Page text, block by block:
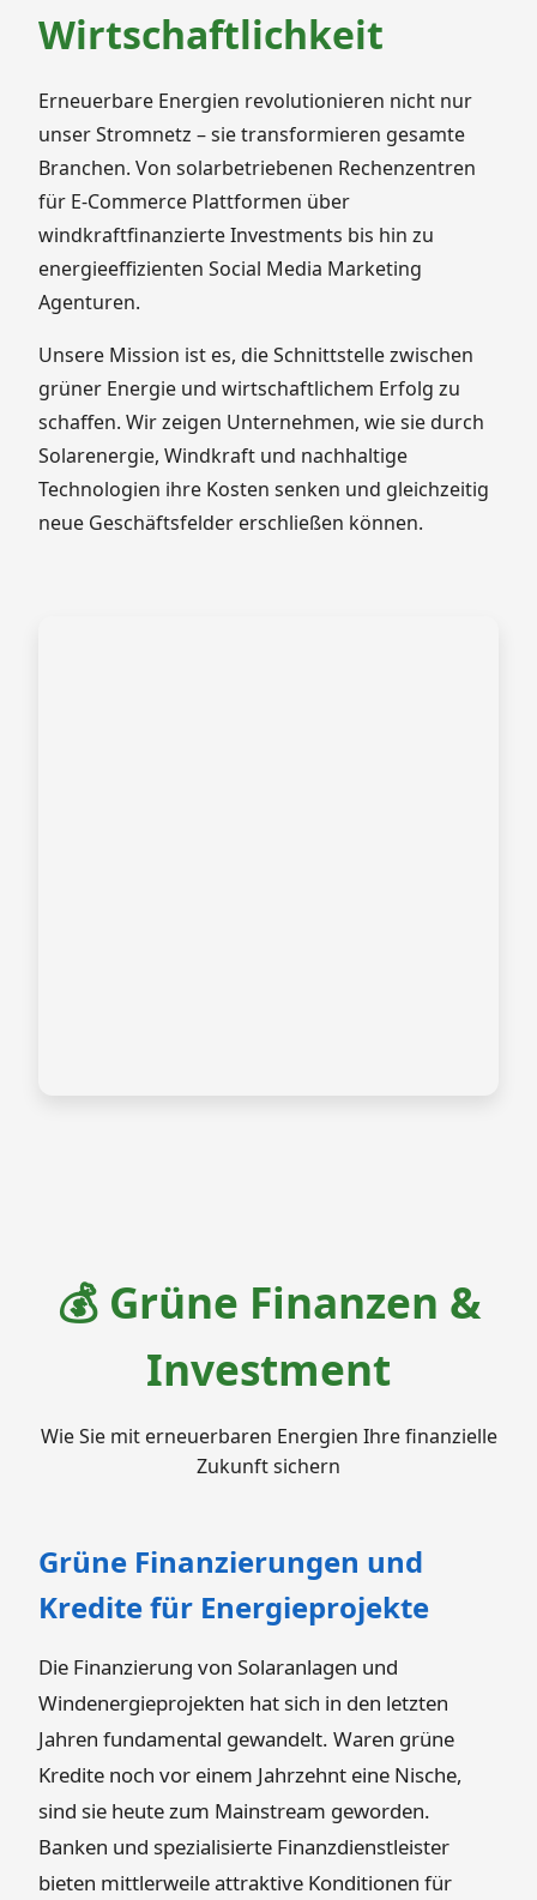
Wirtschaftlichkeit
Erneuerbare Energien revolutionieren nicht nur
unser Stromnetz – sie transformieren gesamte
Branchen. Von solarbetriebenen Rechenzentren
für E-Commerce Plattformen über
windkraftfinanzierte Investments bis hin zu
energieeffizienten Social Media Marketing
Agenturen.
Unsere Mission ist es, die Schnittstelle zwischen
grüner Energie und wirtschaftlichem Erfolg zu
schaffen. Wir zeigen Unternehmen, wie sie durch
Solarenergie, Windkraft und nachhaltige
Technologien ihre Kosten senken und gleichzeitig
neue Geschäftsfelder erschließen können.
💰 Grüne Finanzen &
Investment
Wie Sie mit erneuerbaren Energien Ihre finanzielle
Zukunft sichern
Grüne Finanzierungen und
Kredite für Energieprojekte
Die Finanzierung von Solaranlagen und
Windenergieprojekten hat sich in den letzten
Jahren fundamental gewandelt. Waren grüne
Kredite noch vor einem Jahrzehnt eine Nische,
sind sie heute zum Mainstream geworden.
Banken und spezialisierte Finanzdienstleister
bieten mittlerweile attraktive Konditionen für